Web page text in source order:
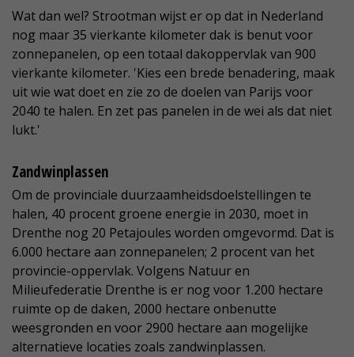
Wat dan wel? Strootman wijst er op dat in Nederland
nog maar 35 vierkante kilometer dak is benut voor
zonnepanelen, op een totaal dakoppervlak van 900
vierkante kilometer. 'Kies een brede benadering, maak
uit wie wat doet en zie zo de doelen van Parijs voor
2040 te halen. En zet pas panelen in de wei als dat niet
lukt.'
Zandwinplassen
Om de provinciale duurzaamheidsdoelstellingen te
halen, 40 procent groene energie in 2030, moet in
Drenthe nog 20 Petajoules worden omgevormd. Dat is
6.000 hectare aan zonnepanelen; 2 procent van het
provincie-oppervlak. Volgens Natuur en
Milieufederatie Drenthe is er nog voor 1.200 hectare
ruimte op de daken, 2000 hectare onbenutte
weesgronden en voor 2900 hectare aan mogelijke
alternatieve locaties zoals zandwinplassen.